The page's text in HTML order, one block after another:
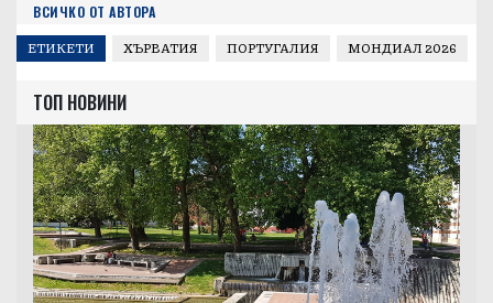
ВСИЧКО ОТ АВТОРА
ЕТИКЕТИ ХЪРВАТИЯ ПОРТУГАЛИЯ МОНДИАЛ 2026
ТОП НОВИНИ